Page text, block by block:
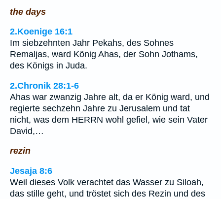
the days
2.Koenige 16:1
Im siebzehnten Jahr Pekahs, des Sohnes
Remaljas, ward König Ahas, der Sohn Jothams,
des Königs in Juda.
2.Chronik 28:1-6
Ahas war zwanzig Jahre alt, da er König ward, und
regierte sechzehn Jahre zu Jerusalem und tat
nicht, was dem HERRN wohl gefiel, wie sein Vater
David,…
rezin
Jesaja 8:6
Weil dieses Volk verachtet das Wasser zu Siloah,
das stille geht, und tröstet sich des Rezin und des